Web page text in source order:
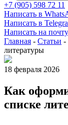
+7 (905) 598 72 11
Написать в
Написать в
Написать на почту
Главная - Статьи -
литературы
18 февраля 2026
Как
списке